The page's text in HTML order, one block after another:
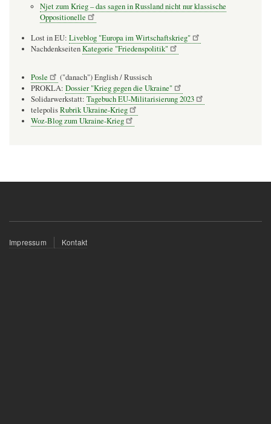
Njet zum Krieg – das sagen in Russland nicht nur klassische
Oppositionelle
Lost in EU: Liveblog "Europa im Wirtschaftskrieg"
NachdenkseitenKategorie "Friedenspolitik"
Posle
("danach") English / Russisch
PROKLA: Dossier "Krieg gegen die Ukraine"
Solidarwerkstatt: Tagebuch EU-Militarisierung 2023
telepolisRubrik Ukraine-Krieg
Woz-Blog zum Ukraine-Krieg
Fußzeilenmenü
Impressum Kontakt